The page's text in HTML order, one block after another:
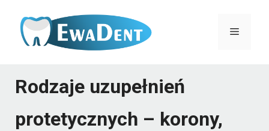
Menu
Rodzaje uzupełnień
protetycznych – korony,